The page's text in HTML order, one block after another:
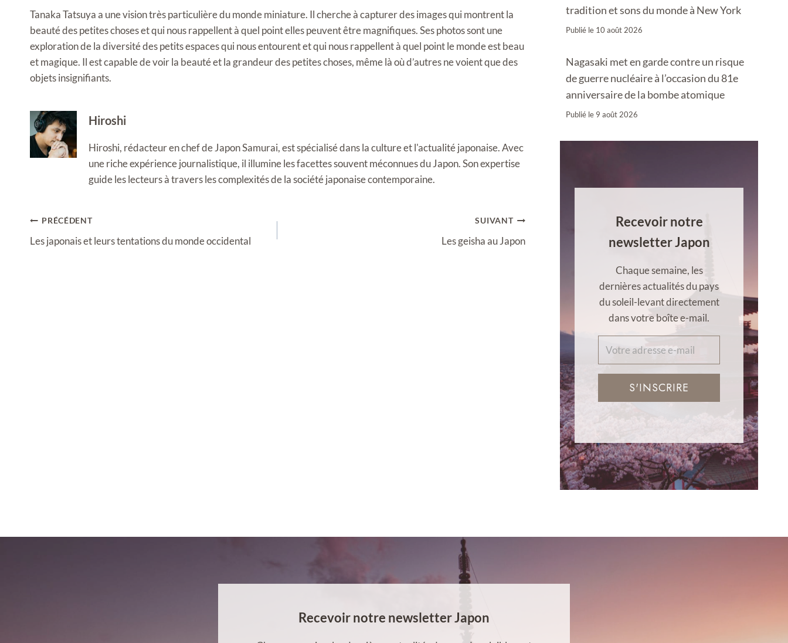
Tanaka Tatsuya a une vision très particulière du monde miniature. Il cherche à capturer des images qui montrent la
beauté des petites choses et qui nous rappellent à quel point elles peuvent être magnifiques. Ses photos sont une
exploration de la diversité des petits espaces qui nous entourent et qui nous rappellent à quel point le monde est beau
et magique. Il est capable de voir la beauté et la grandeur des petites choses, même là où d’autres ne voient que des
objets insignifiants.
Hiroshi
Hiroshi, rédacteur en chef de Japon Samurai, est spécialisé dans la culture et l'actualité japonaise. Avec
une riche expérience journalistique, il illumine les facettes souvent méconnues du Japon. Son expertise
guide les lecteurs à travers les complexités de la société japonaise contemporaine.
Navigation
de
PRÉCÉDENT
Les japonais et leurs tentations du monde occidental
SUIVANT
Les geisha au Japon
tradition et sons du monde à New York
Publié le 10 août 2026
Nagasaki met en garde contre un risque
de guerre nucléaire à l’occasion du 81e
anniversaire de la bombe atomique
Publié le 9 août 2026
Recevoir notre
newsletter Japon
Chaque semaine, les
dernières actualités du pays
du soleil-levant directement
dans votre boîte e-mail.
S'INSCRIRE
Recevoir notre newsletter Japon